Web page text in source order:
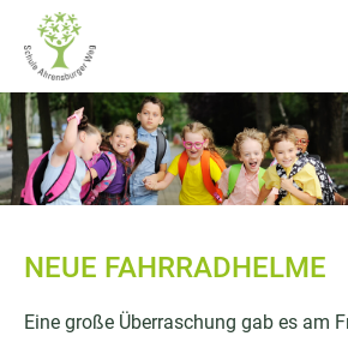
NEUE FAHRRADHELME
Eine große Überraschung gab es am